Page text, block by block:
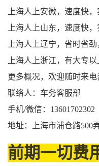
上海人上安徽，速度快，
上海人上山东，速度快，
上海人上辽宁，省时省劲
上海人上浙江，有大专
更多概况，欢迎随时来电
联络人：车务客服部
手机/微信：13601702302
地址：上海市浦仓路500
前期一切费